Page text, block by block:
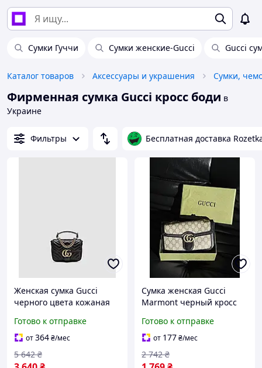
Сумки Гуччи Сумки женские-Gucci Gucci
Каталог товаров Аксессуары и украшения Сумки,
Фирменная сумка Gucci кросс боди в
Украине
Фильтры Бесплатная доставка
Женская сумка Gucci
черного цвета кожаная
кросс-боди Гуччи с
ручкой и ремешком 16 х
13 х 5 см
Готово к отправке
от364₴/мес
5 642 ₴
Сумка женская Gucci
Marmont черный кросс
Готово к отправке
от 177₴/мес
2 742 ₴